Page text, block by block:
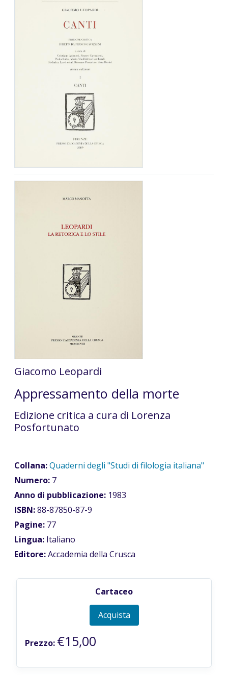
Giacomo Leopardi
Appressamento della morte
Edizione critica a cura di Lorenza
Posfortunato
Collana:Quaderni degli "Studi di filologia italiana"
Numero: 7
Anno di pubblicazione: 1983
ISBN:88-87850-87-9
Pagine: 77
Lingua: Italiano
Editore:Accademia della Crusca
Cartaceo
Acquista
Prezzo: €15,00